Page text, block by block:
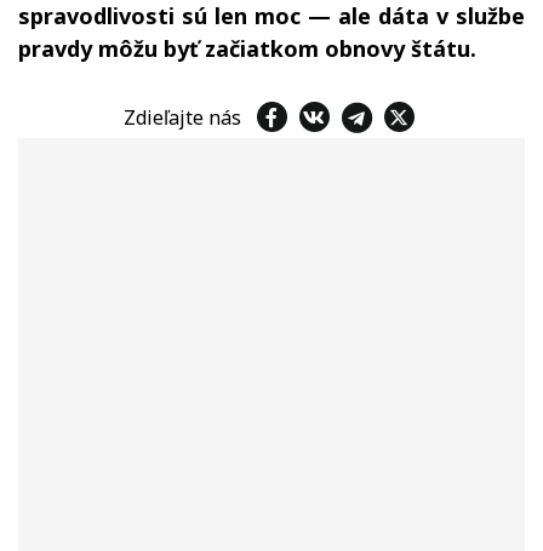
spravodlivosti sú len moc — ale dáta v službe
pravdy môžu byť začiatkom obnovy štátu.
Zdieľajte nás